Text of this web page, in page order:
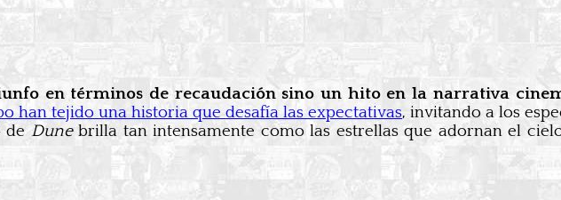
en términos de recaudación sino un hito en la narrativa
han tejido una historia que desafía las expectativas, invitando a los
de Dunebrilla tan intensamente como las estrellas que adornan el